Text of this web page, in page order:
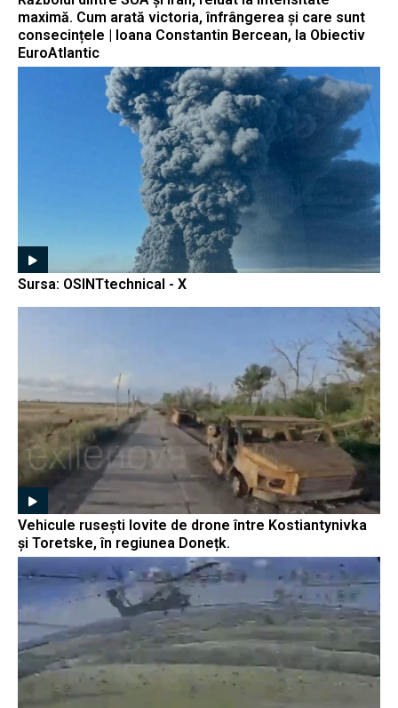
maximă. Cum arată victoria, înfrângerea și care sunt
consecințele | Ioana Constantin Bercean, la Obiectiv
EuroAtlantic
Sursa: OSINTtechnical - X
Vehicule rusești lovite de drone între Kostiantynivka
și Toretske, în regiunea Donețk.